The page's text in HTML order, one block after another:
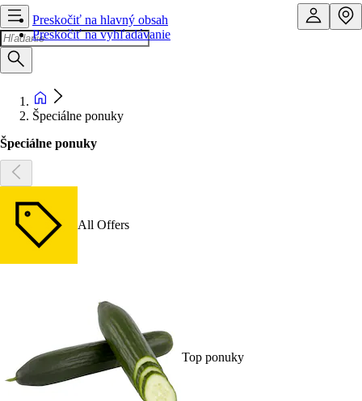
Preskočiť na hlavný obsah
Preskočiť na vyhľadávanie
Špeciálne ponuky
Špeciálne ponuky
All Offers
Top ponuky